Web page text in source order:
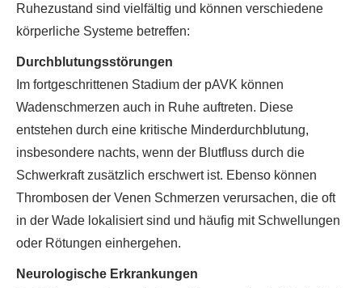
Ruhezustand sind vielfältig und können verschiedene
körperliche Systeme betreffen:
Durchblutungsstörungen
Im fortgeschrittenen Stadium der pAVK können
Wadenschmerzen auch in Ruhe auftreten. Diese
entstehen durch eine kritische Minderdurchblutung,
insbesondere nachts, wenn der Blutfluss durch die
Schwerkraft zusätzlich erschwert ist. Ebenso können
Thrombosen der Venen Schmerzen verursachen, die oft
in der Wade lokalisiert sind und häufig mit Schwellungen
oder Rötungen einhergehen.
Neurologische Erkrankungen